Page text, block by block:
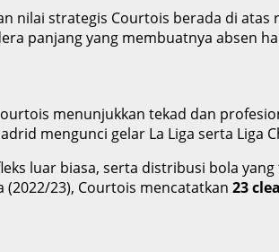
nilai strategis Courtois berada di
panjang yang membuatnya absen
menunjukkan tekad dan
mengunci gelar La Liga serta
luar biasa, serta distribusi bola
23), Courtois mencatatkan 23